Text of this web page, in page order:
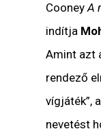
CooneyA
indítja
Amint azt
rendező
vígjáték”,
nevetést